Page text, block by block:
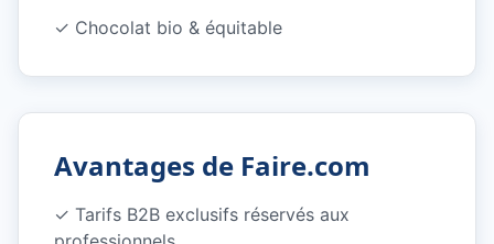
✓ Chocolat bio & équitable
Avantages de Faire.com
✓ Tarifs B2B exclusifs réservés aux